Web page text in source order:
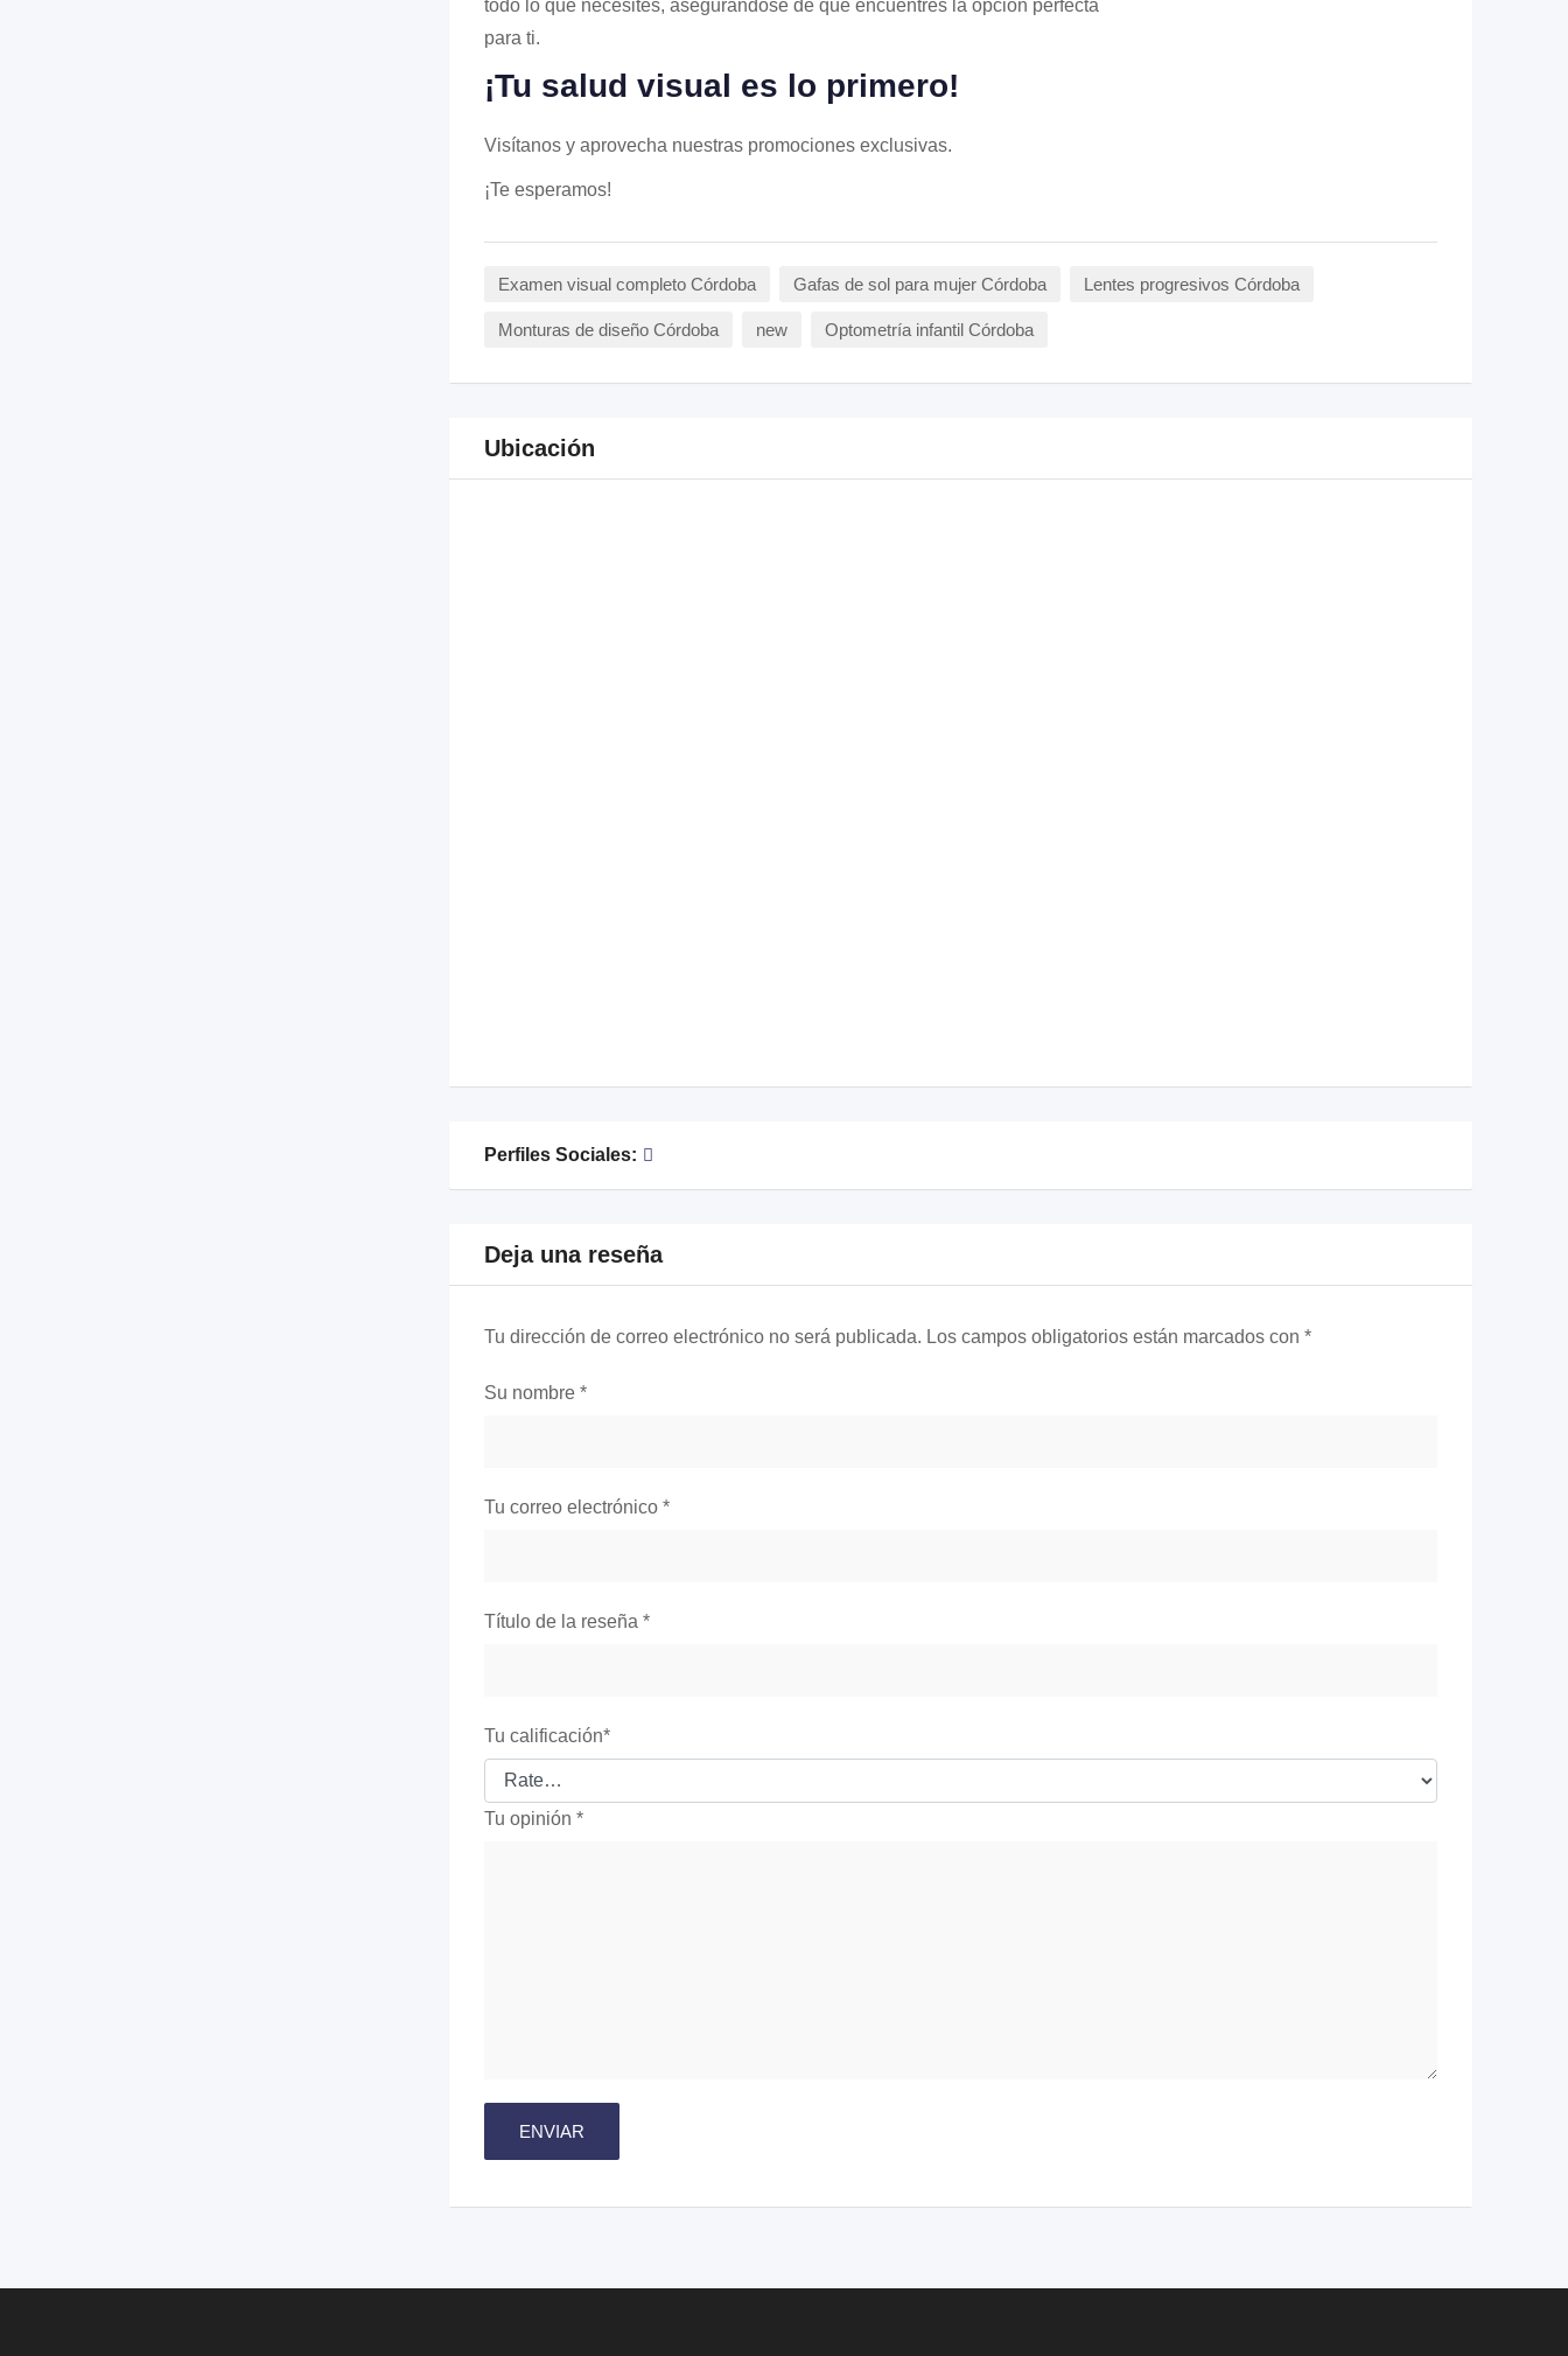
todo lo que necesites, asegurándose de que encuentres la opción perfecta
para ti.
¡Tu salud visual es lo primero!
Visítanos y aprovecha nuestras promociones exclusivas.
¡Te esperamos!
Examen visual completo Córdoba Gafas de sol para mujer Córdoba Lentes progresivos Córdoba
Monturas de diseño Córdoba new Optometría infantil Córdoba
Ubicación
Perfiles Sociales:
Deja una reseña
Tu dirección de correo electrónico no será publicada. Los campos obligatorios están marcados con *
Su nombre *
Tu correo electrónico *
Título de la reseña *
Tu calificación*
Tu opinión *